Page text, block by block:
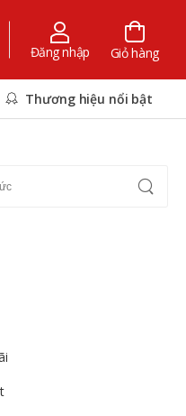
Đăng nhập Giỏ hàng
Thương hiệu nổi bật